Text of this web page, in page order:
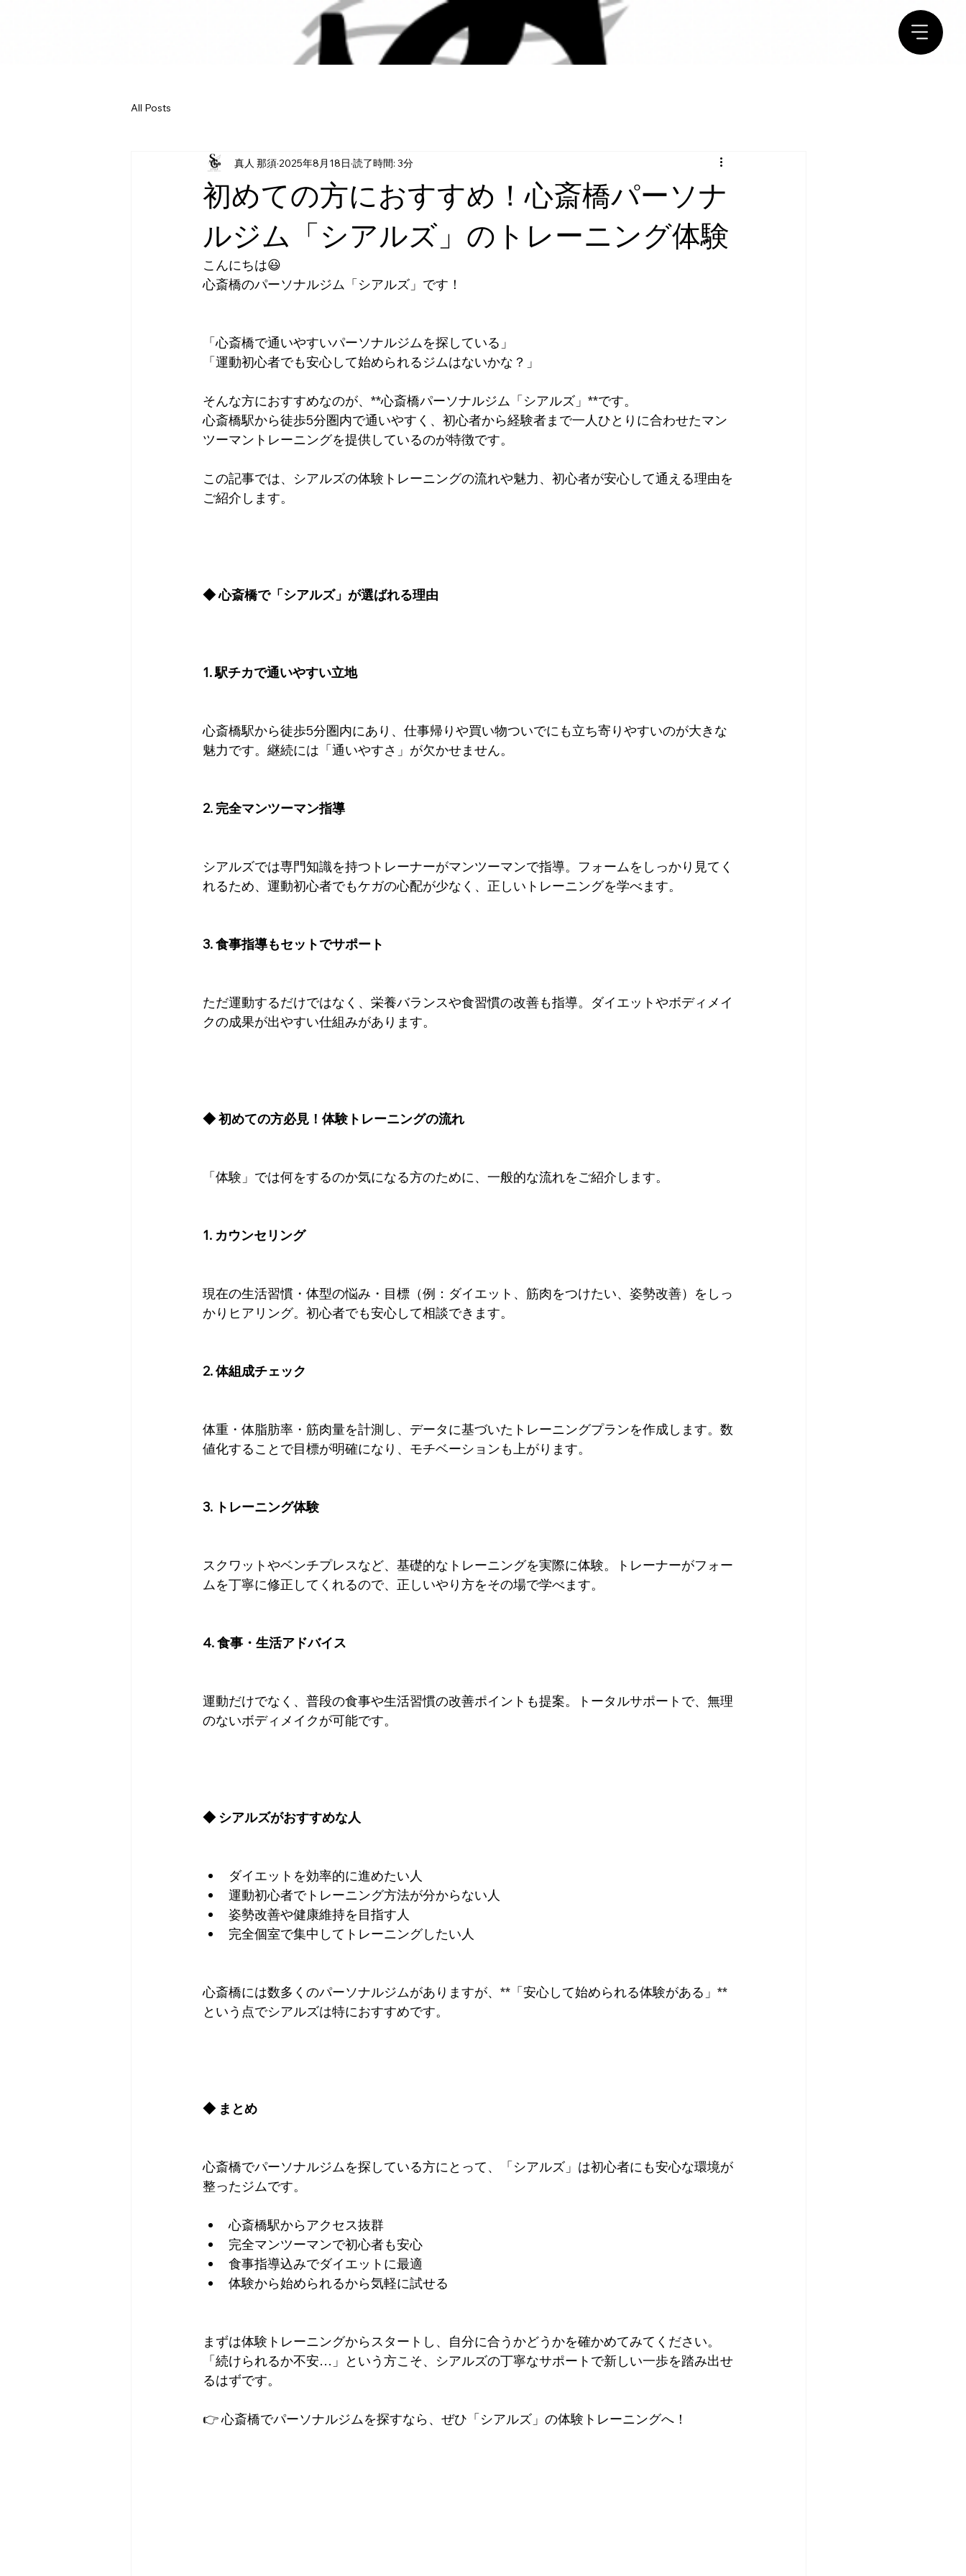
All Posts
初めての方におすすめ！心斎橋パーソナ
ルジム「シアルズ」のトレーニング体験
真人 那須 2025年8月18日 読了時間: 3分
こんにちは😃
心斎橋のパーソナルジム「シアルズ」です！
「心斎橋で通いやすいパーソナルジムを探している」
「運動初心者でも安心して始められるジムはないかな？」
そんな方におすすめなのが、**心斎橋パーソナルジム「シアルズ」**です。
心斎橋駅から徒歩5分圏内で通いやすく、初心者から経験者まで一人ひとりに合わせたマン
ツーマントレーニングを提供しているのが特徴です。
この記事では、シアルズの体験トレーニングの流れや魅力、初心者が安心して通える理由を
ご紹介します。
◆ 心斎橋で「シアルズ」が選ばれる理由
1. 駅チカで通いやすい立地
心斎橋駅から徒歩5分圏内にあり、仕事帰りや買い物ついでにも立ち寄りやすいのが大きな
魅力です。継続には「通いやすさ」が欠かせません。
2. 完全マンツーマン指導
シアルズでは専門知識を持つトレーナーがマンツーマンで指導。フォームをしっかり見てく
れるため、運動初心者でもケガの心配が少なく、正しいトレーニングを学べます。
3. 食事指導もセットでサポート
ただ運動するだけではなく、栄養バランスや食習慣の改善も指導。ダイエットやボディメイ
クの成果が出やすい仕組みがあります。
◆ 初めての方必見！体験トレーニングの流れ
「体験」では何をするのか気になる方のために、一般的な流れをご紹介します。
1. カウンセリング
現在の生活習慣・体型の悩み・目標（例：ダイエット、筋肉をつけたい、姿勢改善）をしっ
かりヒアリング。初心者でも安心して相談できます。
2. 体組成チェック
体重・体脂肪率・筋肉量を計測し、データに基づいたトレーニングプランを作成します。数
値化することで目標が明確になり、モチベーションも上がります。
3. トレーニング体験
スクワットやベンチプレスなど、基礎的なトレーニングを実際に体験。トレーナーがフォー
ムを丁寧に修正してくれるので、正しいやり方をその場で学べます。
4. 食事・生活アドバイス
運動だけでなく、普段の食事や生活習慣の改善ポイントも提案。トータルサポートで、無理
のないボディメイクが可能です。
◆ シアルズがおすすめな人
ダイエットを効率的に進めたい人
運動初心者でトレーニング方法が分からない人
姿勢改善や健康維持を目指す人
完全個室で集中してトレーニングしたい人
心斎橋には数多くのパーソナルジムがありますが、**「安心して始められる体験がある」**
という点でシアルズは特におすすめです。
◆ まとめ
心斎橋でパーソナルジムを探している方にとって、「シアルズ」は初心者にも安心な環境が
整ったジムです。
心斎橋駅からアクセス抜群
完全マンツーマンで初心者も安心
食事指導込みでダイエットに最適
体験から始められるから気軽に試せる
まずは体験トレーニングからスタートし、自分に合うかどうかを確かめてみてください。
「続けられるか不安…」という方こそ、シアルズの丁寧なサポートで新しい一歩を踏み出せ
るはずです。
👉 心斎橋でパーソナルジムを探すなら、ぜひ「シアルズ」の体験トレーニングへ！